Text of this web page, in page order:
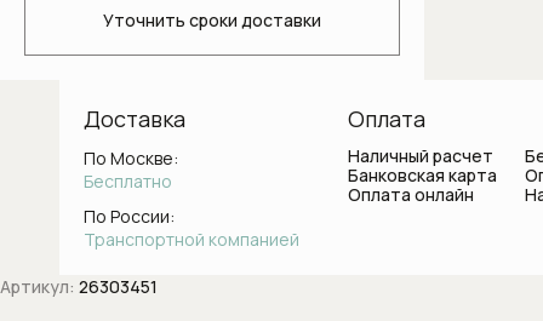
Светильники для ванной комнаты
Стаканы и держатели для зубных
Боковые форсунки
Артикул: 26303451
Уточнить сроки доставки
Доставка
По Москве:
Бесплатно
По России:
Транспортной компанией
Оплата
Наличный расчет
Банковская карта
Оплата онлайн